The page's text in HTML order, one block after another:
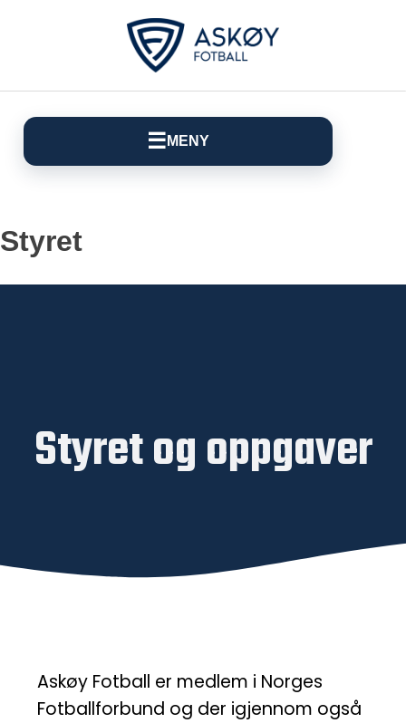
☰ MENY
Styret
Styret og oppgaver
Askøy Fotball er medlem i Norges
Fotballforbund og der igjennom også